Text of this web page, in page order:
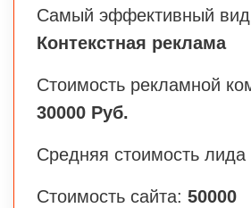
Самый эффективный
Контекстная реклама
Стоимость рекламной
30000 Руб.
Средняя стоимость лида
Стоимость сайта: 50000